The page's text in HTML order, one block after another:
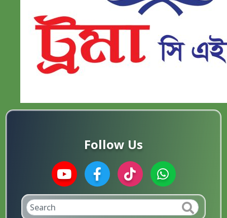
Follow Us